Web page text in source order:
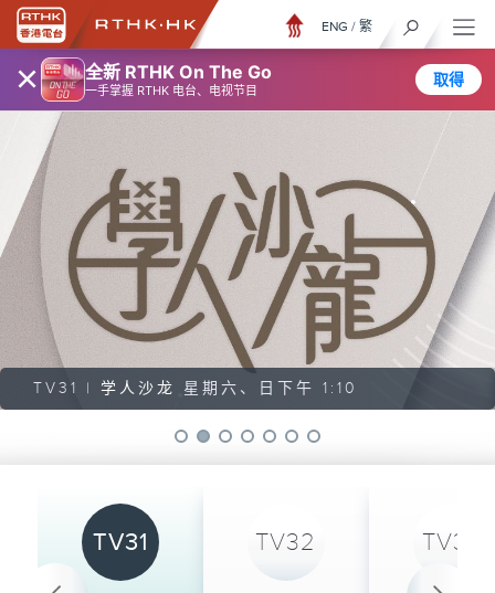
× 全新 RTHK On The Go
一手掌握 RTHK 电台、电视节目
取得
ENG / 繁
TV31 | 学人沙龙 星期六、日下午 1:10
TV31 TV32 TV33